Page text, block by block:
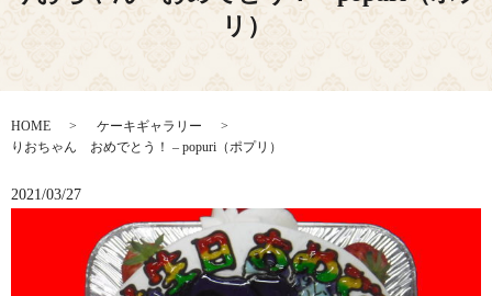
リ）
HOME
ケーキギャラリー
りおちゃん おめでとう！ – popuri（ポプリ）
2021/03/27